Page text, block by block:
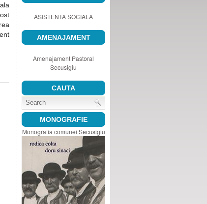
ASISTENTA SOCIALA
AMENAJAMENT
Amenajament Pastoral
Secusigiu
CAUTA
MONOGRAFIE
Monografia comunei Secusigiu